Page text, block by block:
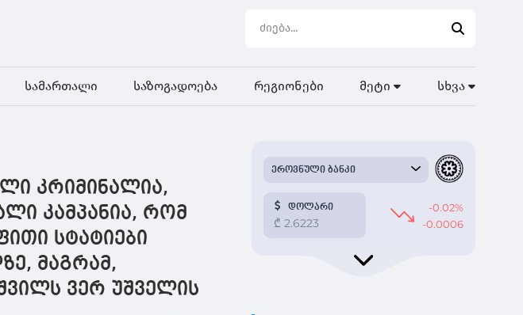
სამართალი საზოგადოება რეგიონები მეტი სხვა
კრიმინალია,
კამპანია, რომ
სტატიები
მაგრამ,
ვერ უშველის